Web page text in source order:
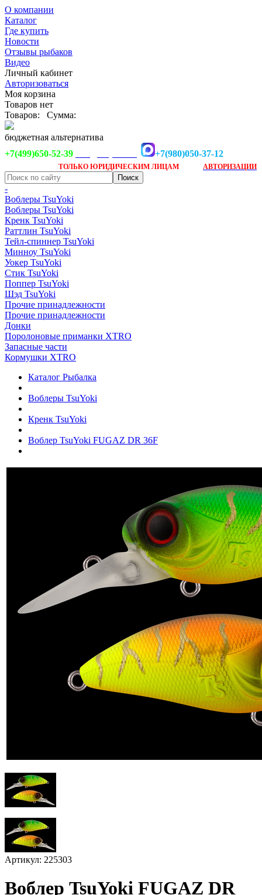
О компании
Каталог
Где купить
Новости
Отзывы рыбаков
Видео
Личный кабинет
Авторизоваться
Моя корзина
Товаров нет
Товаров:
Сумма:
бюджетная альтернатива
+7(499)650-52-39
+7(980)050-37-12
ТОЛЬКО ЮРИДИЧЕСКИМ ЛИЦАМ АВТОРИЗАЦИИ
-
Воблеры TsuYoki
Воблеры TsuYoki
Кренк TsuYoki
Раттлин TsuYoki
Тейл-спиннер TsuYoki
Минноу TsuYoki
Уокер TsuYoki
Стик TsuYoki
Поппер TsuYoki
Шэд TsuYoki
Прочие принадлежности
Прочие принадлежности
Донки
Поролоновые приманки XTRO
Запасные части
Кормушки XTRO
Каталог Рыбалка
Воблеры TsuYoki
Кренк TsuYoki
Воблер TsuYoki FUGAZ DR 36F
Артикул: 225303
Воблер TsuYoki FUGAZ DR